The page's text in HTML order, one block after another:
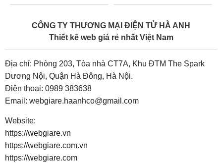
CÔNG TY THƯƠNG MẠI ĐIỆN TỬ HÀ ANH
Thiết kế web giá rẻ nhất Việt Nam
Địa chỉ: Phòng 203, Tòa nhà CT7A, Khu ĐTM The Spark
Dương Nội, Quận Hà Đông, Hà Nội.
Điện thoại: 0989 383638
Email: webgiare.haanhco@gmail.com
Website:
https://webgiare.vn
https://webgiare.com.vn
https://webgiare.com